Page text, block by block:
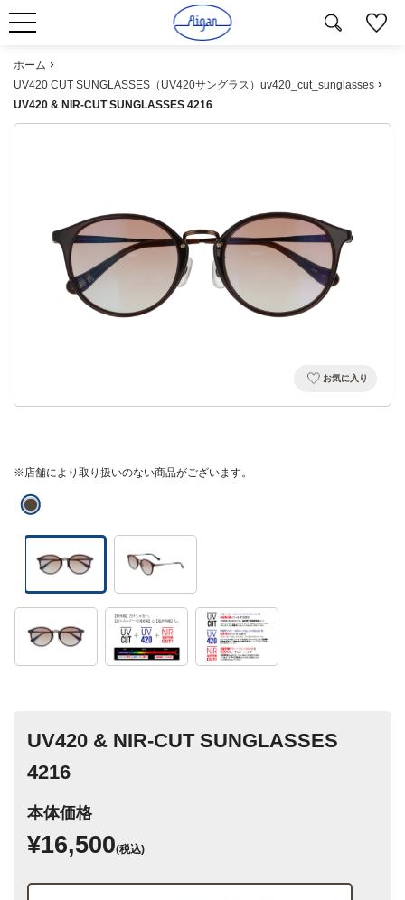
ホーム
UV420 CUT SUNGLASSES（UV420サングラス）uv420_cut_sunglasses
UV420 & NIR-CUT SUNGLASSES 4216
お気に入り
※店舗により取り扱いのない商品がございます。
UV420 & NIR-CUT SUNGLASSES
4216
本体価格
¥16,500(税込)